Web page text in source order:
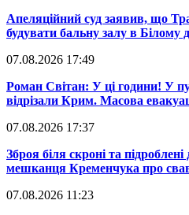
​Апеляційний суд заявив, що
будувати бальну залу в Білому
07.08.2026 17:49
​Роман Світан: У ці години! У
відрізали Крим. Масова
07.08.2026 17:37
​Зброя біля скроні та
мешканця Кременчука про
07.08.2026 11:23